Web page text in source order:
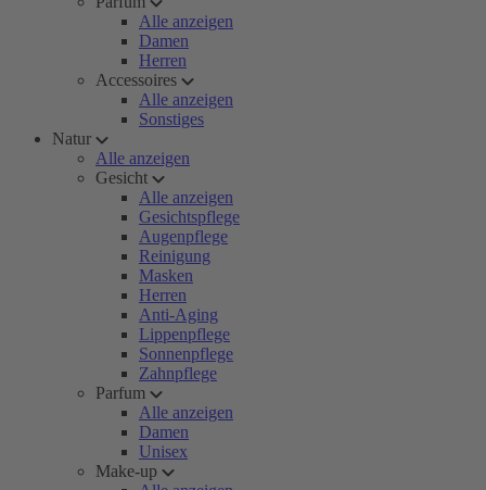
Alle anzeigen
Damen
Herren
Accessoires
Alle anzeigen
Sonstiges
Natur
Alle anzeigen
Gesicht
Alle anzeigen
Gesichtspflege
Augenpflege
Reinigung
Masken
Herren
Anti-Aging
Lippenpflege
Sonnenpflege
Zahnpflege
Parfum
Alle anzeigen
Damen
Unisex
Make-up